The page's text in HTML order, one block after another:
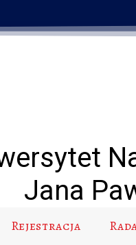
Jana
Rejestracja